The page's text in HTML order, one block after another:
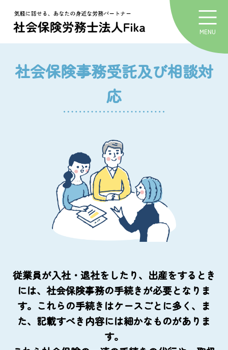
MENU
社会保険事務受託及び相談対
応
従業員が入社・退社をしたり、出産をするとき
には、社会保険事務の手続きが必要となりま
す。これらの手続きはケースごとに多く、ま
た、記載すべき内容には細かなものがありま
す。